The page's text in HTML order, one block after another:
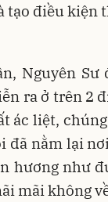
tạo điều kiện
Nguyên
ra ở trên 2
ác liệt,
đã nằm lại
hương như
mãi không